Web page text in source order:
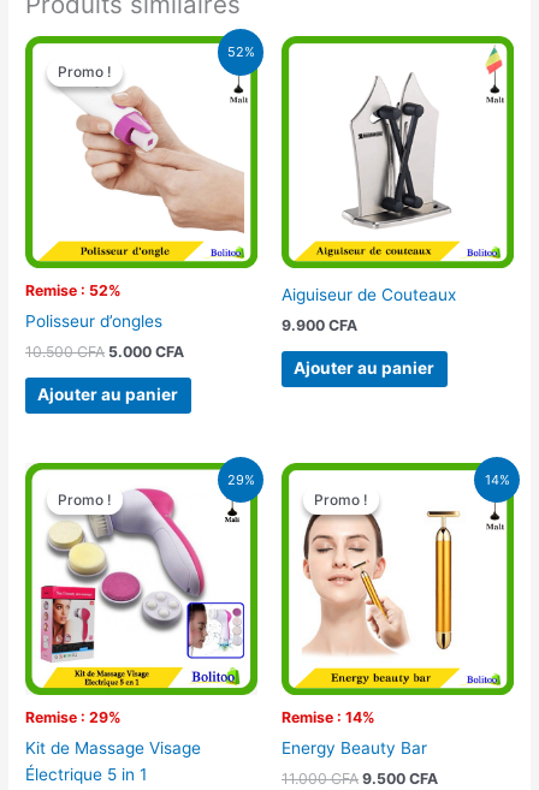
52%
Promo !
Remise : 52%
Promo !
Polisseur d’ongles
10.500CFA
Le
prix
initial
était :
10.500 CFA.
5.000CFA
Le
Ajouter au panier
Aiguiseur de Couteaux
9.900 CFA
Ajouter au panier
29%
Promo !
Remise : 29%
Promo !
Kit de Massage Visage
Électrique 5 in 1
Le
prix
initial
était :
5.500 CFA.
Le
actuel
est :
3.900 CFA.
14%
Promo !
Remise : 14%
Promo !
Energy Beauty Bar
11.000CFA
Le
prix
initial
était :
11.000 CFA.
9.500 CFA
Le
actuel
est :